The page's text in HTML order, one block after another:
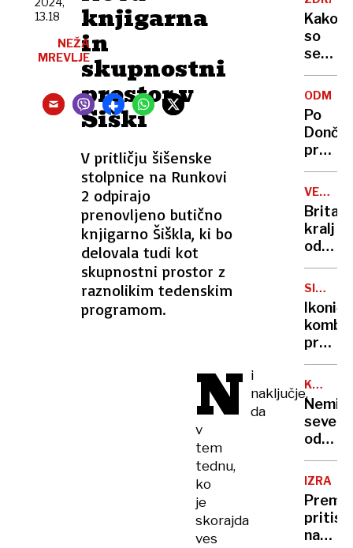
knjigarna
in
skupnostni
prostor v
Šiški
V pritličju šišenske
stolpnice na Runkovi
2 odpirajo
prenovljeno butično
knjigarno Šiškla, ki bo
delovala tudi kot
skupnostni prostor z
raznolikim tedenskim
programom.
13.18
NEŽA
MREVLJE
N i
naključje,
da
v
tem
tednu,
ko
je
skorajda
ves
voda
Kako
so
se
cilji
vlade
Po
Karma
je
psica,
Nico
pa
njen
sin
VELIKA
kralj
zaradi
raka
SIMBOL
kombi
75.
rojstni
dan
Nemir
od
ZDA
IZRAEL
na